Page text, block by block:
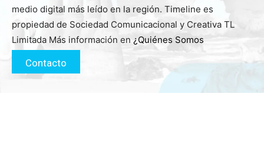
medio digital más leído en la región. Timeline es
propiedad de Sociedad Comunicacional y Creativa TL
Limitada Más información en ¿Quiénes Somos
Contacto